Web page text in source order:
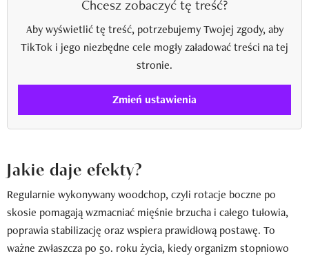
Chcesz zobaczyć tę treść?
Aby wyświetlić tę treść, potrzebujemy Twojej zgody, aby
TikTok i jego niezbędne cele mogły załadować treści na tej
stronie.
Zmień ustawienia
Jakie daje efekty?
Regularnie wykonywany woodchop, czyli rotacje boczne po
skosie pomagają wzmacniać mięśnie brzucha i całego tułowia,
poprawia stabilizację oraz wspiera prawidłową postawę. To
ważne zwłaszcza po 50. roku życia, kiedy organizm stopniowo